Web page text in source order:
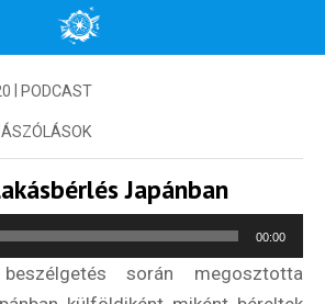
PODCAST
Japánban
00:00
során megosztotta